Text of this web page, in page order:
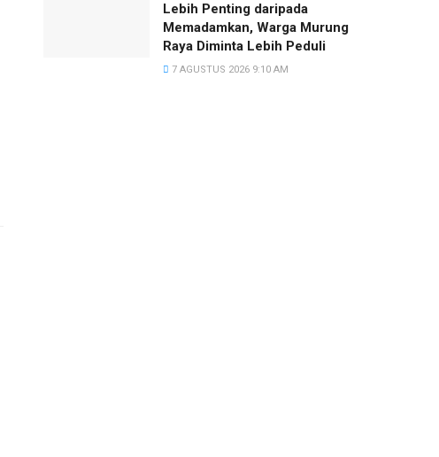
Lebih Penting daripada
Memadamkan, Warga Murung
Raya Diminta Lebih Peduli
7 AGUSTUS 2026 9:10 AM